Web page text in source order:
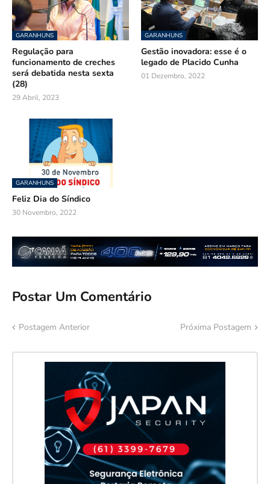
GARANHUNS
Regulação para
funcionamento de creches
será debatida nesta sexta
(28)
29 Abril, 2023
GARANHUNS
Gestão inovadora: esse é o
legado de Placido Cunha
01 Dezembro, 2022
GARANHUNS
Feliz Dia do Síndico
30 Novembro, 2022
Postar Um Comentário
Postagem Anterior Próxima Postagem